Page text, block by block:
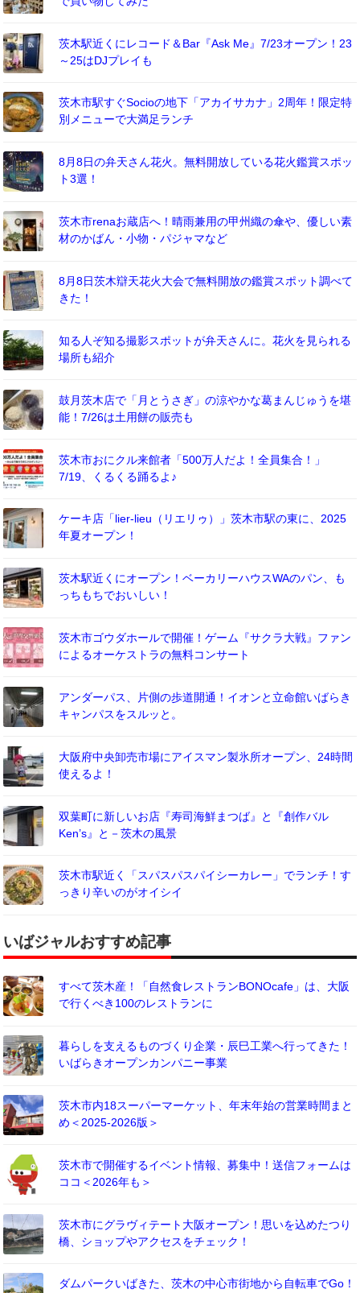
茨木駅近くにレコード＆Bar『Ask Me』7/23オープン！23
～25はDJプレイも
茨木市駅すぐSocioの地下「アカイサカナ」2周年！限定特
別メニューで大満足ランチ
8月8日の弁天さん花火。無料開放している花火鑑賞スポッ
ト3選！
茨木市renaお蔵店へ！晴雨兼用の甲州織の傘や、優しい素
材のかばん・小物・パジャマなど
8月8日茨木辯天花火大会で無料開放の鑑賞スポット調べて
きた！
知る人ぞ知る撮影スポットが弁天さんに。花火を見られる
場所も紹介
鼓月茨木店で「月とうさぎ」の涼やかな葛まんじゅうを堪
能！7/26は土用餅の販売も
茨木市おにクル来館者「500万人だよ！全員集合！」
7/19、くるくる踊るよ♪
ケーキ店「lier-lieu（リエリゥ）」茨木市駅の東に、2025
年夏オープン！
茨木駅近くにオープン！ベーカリーハウスWAのパン、も
っちもちでおいしい！
茨木市ゴウダホールで開催！ゲーム『サクラ大戦』ファン
によるオーケストラの無料コンサート
アンダーパス、片側の歩道開通！イオンと立命館いばらき
キャンパスをスルッと。
大阪府中央卸売市場にアイスマン製氷所オープン、24時間
使えるよ！
双葉町に新しいお店『寿司海鮮まつば』と『創作バル
Ken’s』と－茨木の風景
茨木市駅近く「スパスパスパイシーカレー」でランチ！す
っきり辛いのがオイシイ
いばジャルおすすめ記事
すべて茨木産！「自然食レストランBONOcafe」は、大阪
で行くべき100のレストランに
暮らしを支えるものづくり企業・辰巳工業へ行ってきた！
いばらきオープンカンパニー事業
茨木市内18スーパーマーケット、年末年始の営業時間まと
め＜2025-2026版＞
茨木市で開催するイベント情報、募集中！送信フォームは
ココ＜2026年も＞
茨木市にグラヴィテート大阪オープン！思いを込めたつり
橋、ショップやアクセスをチェック！
ダムパークいばきた、茨木の中心市街地から自転車でGo！